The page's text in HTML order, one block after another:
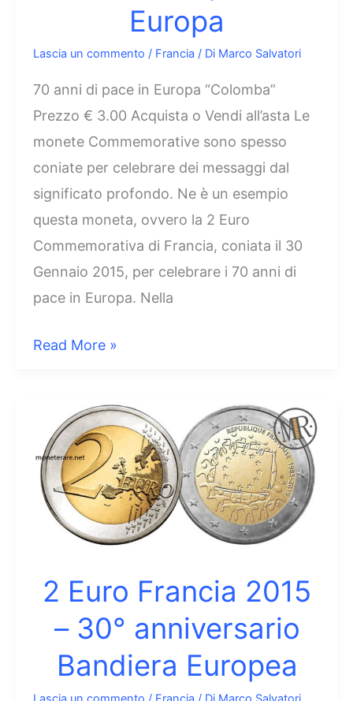
Europa
Lascia un commento / Francia / Di Marco Salvatori
70 anni di pace in Europa “Colomba”
Prezzo € 3.00 Acquista o Vendi all’asta Le
monete Commemorative sono spesso
coniate per celebrare dei messaggi dal
significato profondo. Ne è un esempio
questa moneta, ovvero la 2 Euro
Commemorativa di Francia, coniata il 30
Gennaio 2015, per celebrare i 70 anni di
pace in Europa. Nella
2
2015
70
anni
Europa
Read More »
2 Euro Francia 2015
– 30° anniversario
Bandiera Europea